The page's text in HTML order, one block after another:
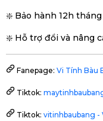
❇️ Bảo hành 12h tháng
❇️ Hỗ trợ đổi và nâng
Fanepage: Vi Tính Bàu
Tiktok:
Tiktok: vitinhbaubang -